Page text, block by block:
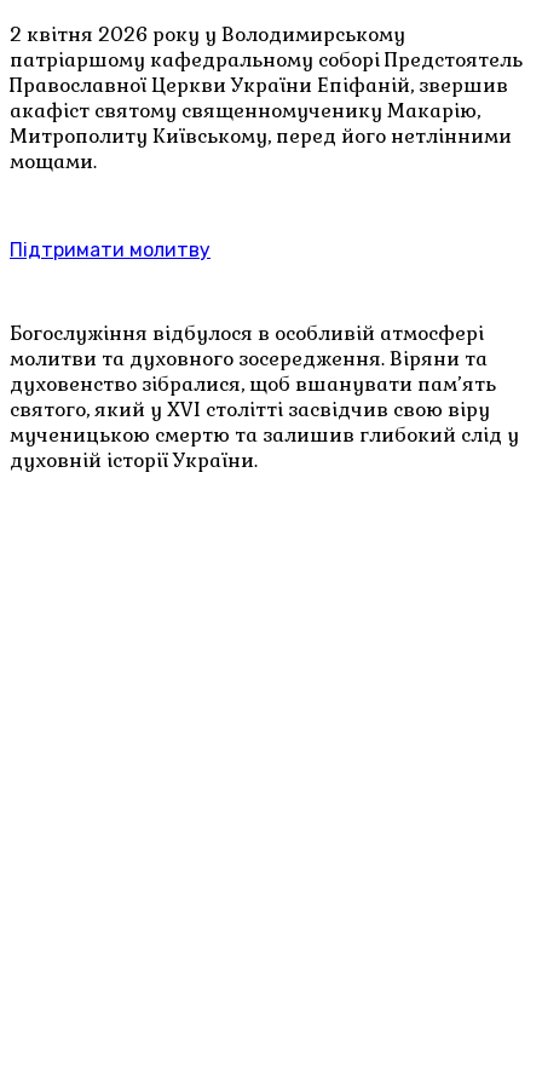
2 квітня 2026 року у Володимирському
патріаршому кафедральному соборі Предстоятель
Православної Церкви України Епіфаній, звершив
акафіст святому священномученику Макарію,
Митрополиту Київському, перед його нетлінними
мощами.
Підтримати молитву
Богослужіння відбулося в особливій атмосфері
молитви та духовного зосередження. Віряни та
духовенство зібралися, щоб вшанувати пам’ять
святого, який у XVI столітті засвідчив свою віру
мученицькою смертю та залишив глибокий слід у
духовній історії України.